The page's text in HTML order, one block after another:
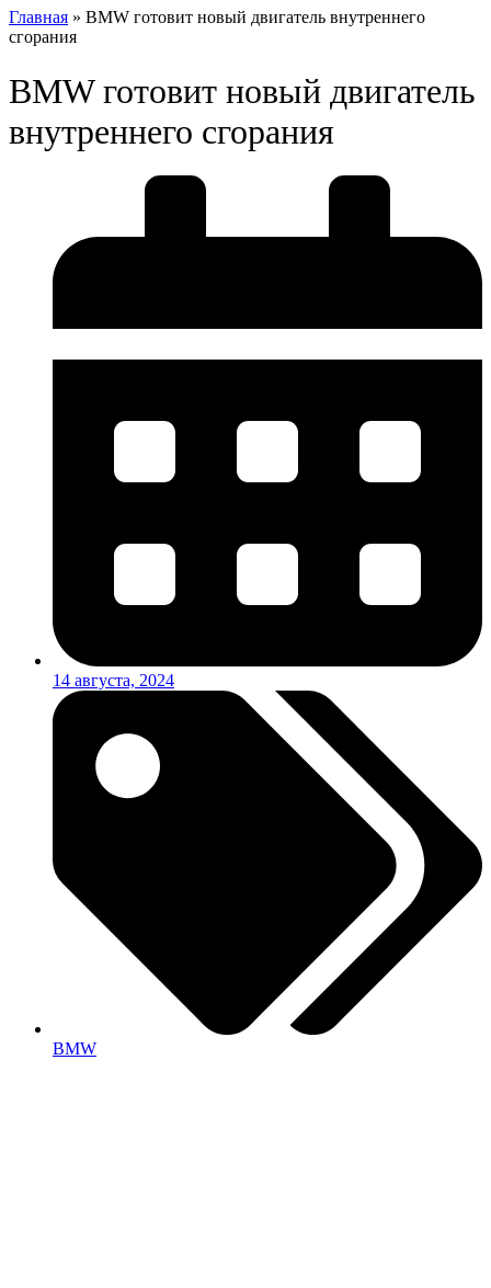
Главная » BMW готовит новый двигатель внутреннего
сгорания
BMW готовит новый двигатель
внутреннего сгорания
14 августа, 2024
BMW